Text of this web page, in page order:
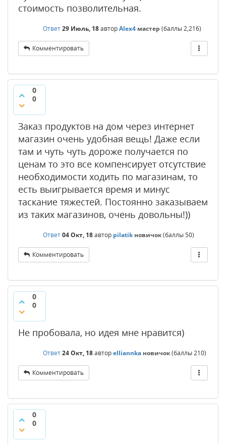
стоимость позволительная.
Ответ29 Июль, 18авторAlex4 мастер (баллы2,216)
Комментировать
0
0
Заказ продуктов на дом через интернет
магазин очень удобная вещь! Даже если
там и чуть чуть дороже получается по
ценам то это все компенсирует отсутствие
необходимости ходить по магазинам, то
есть выигрывается время и минус
таскание тяжестей. Постоянно заказываем
из таких магазинов, очень довольны!))
Ответ04 Окт, 18автор pilatik новичок(баллы50)
Комментировать
0
0
Не пробовала, но идея мне нравится)
Ответ24 Окт, 18авторelliannka новичок(баллы210)
Комментировать
0
0